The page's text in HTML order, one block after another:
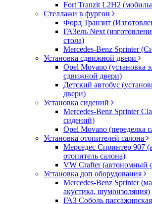
Fort Tranzit L2H2
Стеллажи в фургон
Форд Транзит
ГАЗель Next
стола)
Mercedes-Benz Sprinter
Установка сдвижной двери
Opel Movano (установка
сдвижной двери)
Детский автобус
двери)
Установка сидений
Mercedes-Benz Sprinter
сидений)
Opel Movano (переделка
Установка отопителей салона
Мерседес Спринтер 907
отопитель салона)
VW Crafter (автономный
Установка доп оборудования
Mercedes-Benz Sprinter
акустика, шумоизоляция)
ГАЗ Соболь